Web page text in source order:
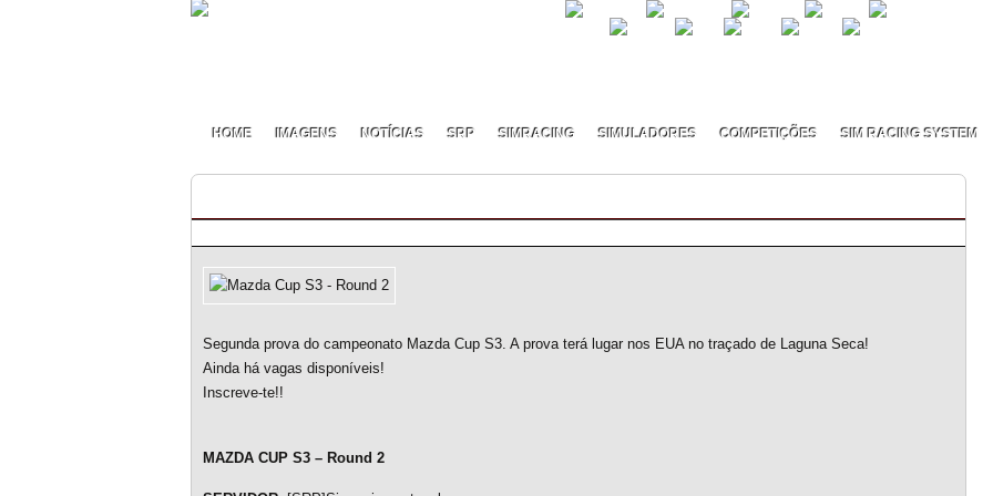
HOME IMAGENS NOTÍCIAS SRP SIMRACING SIMULADORES COMPETIÇÕES SIM RACING SYSTEM
Segunda prova do campeonato Mazda Cup S3. A prova terá lugar nos EUA no traçado de Laguna Seca!
Ainda há vagas disponíveis!
Inscreve-te!!
MAZDA CUP S3 – Round 2